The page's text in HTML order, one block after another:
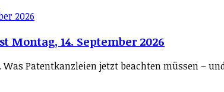
Montag, 14. September 2026
Was Patentkanzleien jetzt beachten müssen –